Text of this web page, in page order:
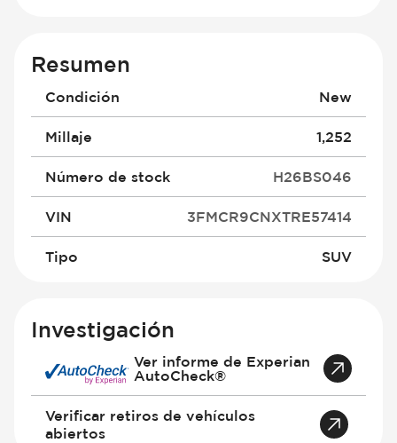
Resumen
Condición New
Millaje 1,252
Número de stock H26BS046
VIN 3FMCR9CNXTRE57414
Tipo SUV
Investigación
Ver informe de Experian
AutoCheck®
Verificar retiros de vehículos
abiertos